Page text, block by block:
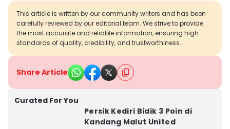
This article is written by our community writers and has been
carefully reviewed by our editorial team. We strive to provide
the most accurate and reliable information, ensuring high
standards of quality, credibility, and trustworthiness.
Share Article
Curated For You
Persik Kediri Bidik 3 Poin di
Kandang Malut United